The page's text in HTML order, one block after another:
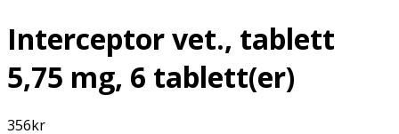
Interceptor vet., tablett
5,75 mg, 6 tablett(er)
356kr